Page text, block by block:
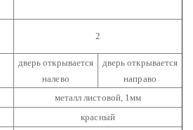
2
дверь открывается
налево
дверь открывается
направо
металл листовой, 1мм
красный